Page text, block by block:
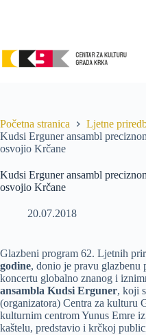
Početna stranica
Ljetne
Kudsi Erguner ansambl
osvojio Krčane
Kudsi Erguner ansambl
osvojio Krčane
20.07.2018
Glazbeni program 62. Ljetnih
godine, donio je pravu glazbenu
koncertu globalno znanog i
ansambla Kudsi Erguner, koji
(organizatora) Centra za kulturu
kulturnim centrom Yunus Emre
kaštelu, predstavio i krčkoj